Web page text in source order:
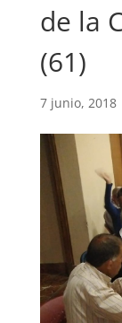
de la
(61)
7 junio, 2018